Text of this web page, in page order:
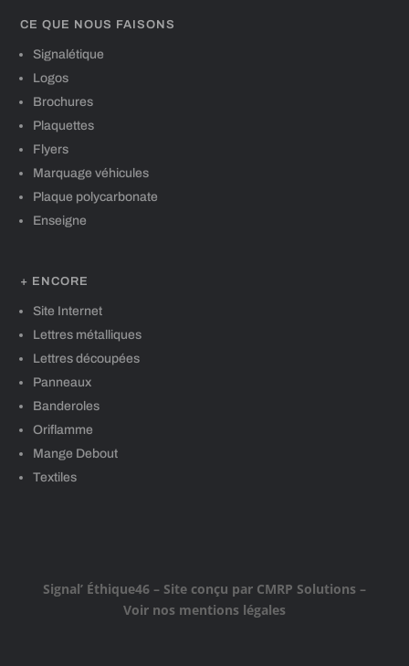
CE QUE NOUS FAISONS
Signalétique
Logos
Brochures
Plaquettes
Flyers
Marquage véhicules
Plaque polycarbonate
Enseigne
+ ENCORE
Site Internet
Lettres métalliques
Lettres découpées
Panneaux
Banderoles
Oriflamme
Mange Debout
Textiles
Signal’ Éthique46– Site conçu par CMRP Solutions–
Voir nos mentions légales